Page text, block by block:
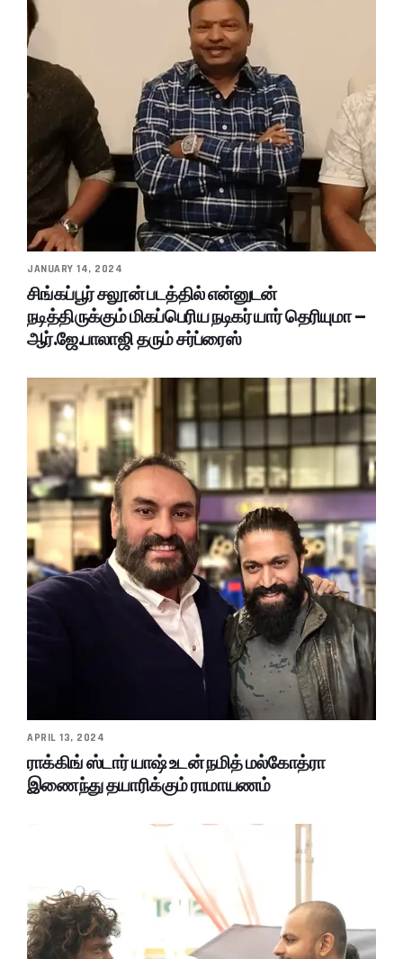
JANUARY 14, 2024
சிங்கப்பூர் சலூன் படத்தில் என்னுடன்
நடித்திருக்கும் மிகப்பெரிய நடிகர் யார் தெரியுமா –
ஆர்.ஜே.பாலாஜி தரும் சர்ப்ரைஸ்
APRIL 13, 2024
ராக்கிங் ஸ்டார் யாஷ் உடன் நமித் மல்கோத்ரா
இணைந்து தயாரிக்கும் ராமாயணம்